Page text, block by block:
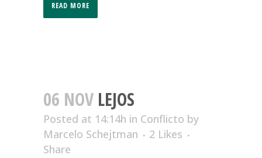
READ MORE
06 NOV LEJOS
Posted at 14:14h in Conflicto by
Marcelo Schejtman
2 Likes
Share